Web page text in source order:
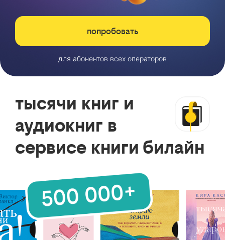
попробовать
для абонентов всех операторов
тысячи книг и
аудиокниг в
сервисе книги билайн